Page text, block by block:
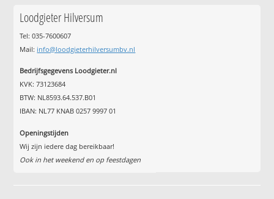
Loodgieter Hilversum
Tel: 035-7600607
Mail: info@loodgieterhilversumbv.nl
Bedrijfsgegevens Loodgieter.nl
KVK: 73123684
BTW: NL8593.64.537.B01
IBAN: NL77 KNAB 0257 9997 01
Openingstijden
Wij zijn iedere dag bereikbaar!
Ook in het weekend en op feestdagen